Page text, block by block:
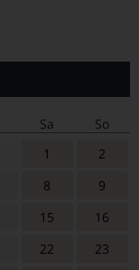
Sa
So
1
2
8
9
15
16
22
23